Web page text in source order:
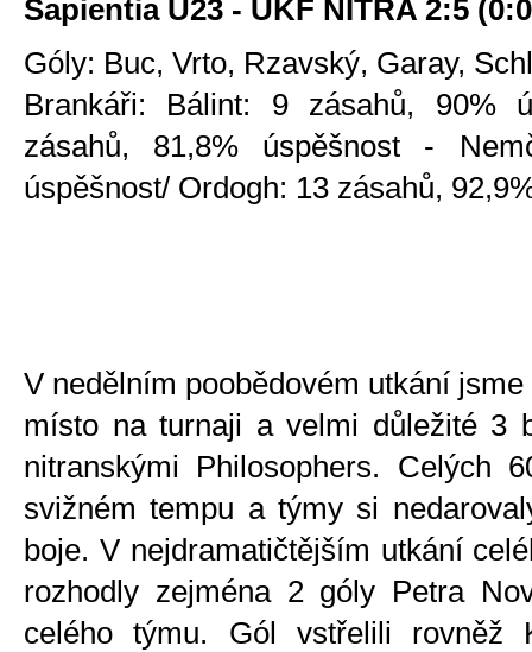
Sapientia U23 - UKF NITRA 2:5
Góly: Buc, Vrto, Rzavský, Garay,
Brankáři: Bálint: 9 zásahů, 90%
zásahů, 81,8% úspěšnost -
úspěšnost/ Ordogh: 13 zásahů,
V nedělním poobědovém utkání
místo na turnaji a velmi důležité 3
nitranskými Philosophers. Celých
svižném tempu a týmy si
boje. V nejdramatičtějším utkání
rozhodly zejména 2 góly Petra
celého týmu. Gól vstřelili rovněž